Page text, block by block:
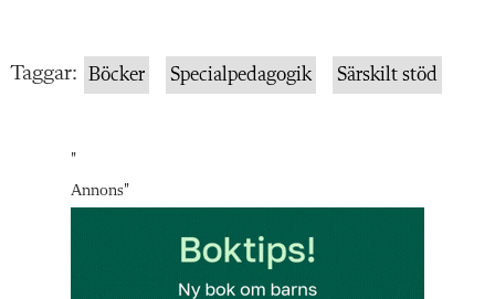
Taggar: Böcker Specialpedagogik Särskilt stöd
"
Annons"